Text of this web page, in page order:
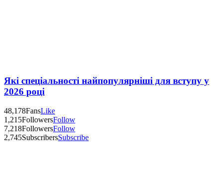
Які спеціальності найпопулярніші для вступу у
2026 році
48,178FansLike
1,215FollowersFollow
7,218FollowersFollow
2,745SubscribersSubscribe